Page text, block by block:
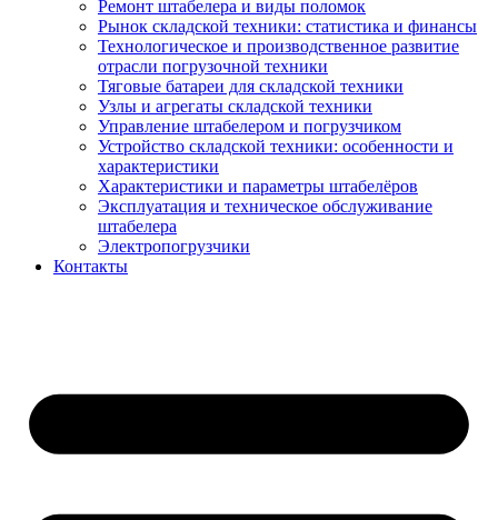
Ремонт штабелера и виды поломок
Рынок складской техники: статистика и финансы
Технологическое и производственное развитие
отрасли погрузочной техники
Тяговые батареи для складской техники
Узлы и агрегаты складской техники
Управление штабелером и погрузчиком
Устройство складской техники: особенности и
характеристики
Характеристики и параметры штабелёров
Эксплуатация и техническое обслуживание
штабелера
Электропогрузчики
Контакты